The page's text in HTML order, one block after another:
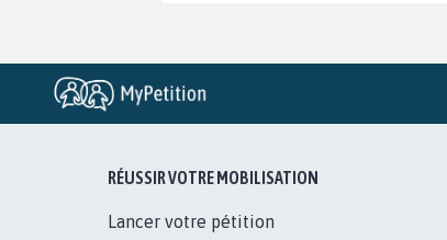
RÉUSSIR VOTRE MOBILISATION
Lancer votre pétition